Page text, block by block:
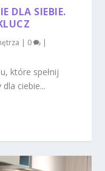
DLA SIEBIE.
| 0 |
które spełnij
ciebie...